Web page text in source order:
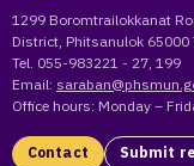
1299 Boromtrailokkanat
District, Phitsanulok 65000
Tel. 055-983221 - 27, 199
Email:
Office hours: Monday –
Contact Submit